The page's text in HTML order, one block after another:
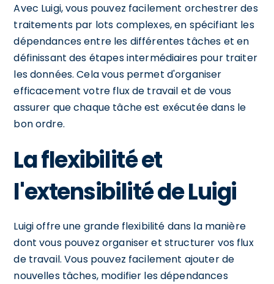
Avec Luigi, vous pouvez facilement orchestrer des
traitements par lots complexes, en spécifiant les
dépendances entre les différentes tâches et en
définissant des étapes intermédiaires pour traiter
les données. Cela vous permet d'organiser
efficacement votre flux de travail et de vous
assurer que chaque tâche est exécutée dans le
bon ordre.
La flexibilité et
l'extensibilité de Luigi
Luigi offre une grande flexibilité dans la manière
dont vous pouvez organiser et structurer vos flux
de travail. Vous pouvez facilement ajouter de
nouvelles tâches, modifier les dépendances